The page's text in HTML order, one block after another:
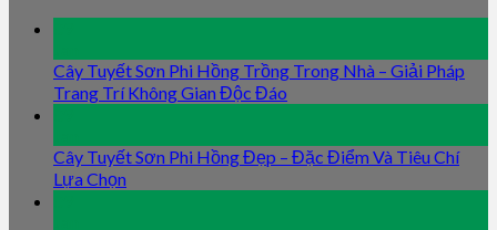
Cây Tuyết Sơn Phi Hồng Trồng Trong Nhà – Giải Pháp
Trang Trí Không Gian Độc Đáo
Cây Tuyết Sơn Phi Hồng Đẹp – Đặc Điểm Và Tiêu Chí
Lựa Chọn